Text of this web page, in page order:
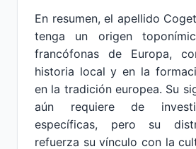
En resumen, el apellido
tenga un origen
francófonas de Europa,
historia local y en la
en la tradición europea. Su
aún requiere de
específicas, pero su
refuerza su vínculo con la